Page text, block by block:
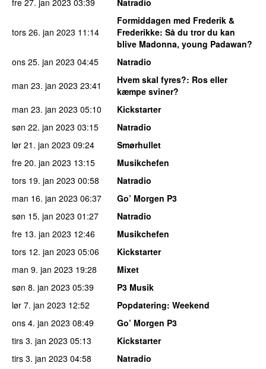
tors 26. jan 2023 11:14
Formiddagen med Frederik &
Frederikke: Så du tror du kan
blive Madonna, young Padawan?
ons 25. jan 2023 04:45
Natradio
man 23. jan 2023 23:41 Hvem skal fyres?: Ros eller
kæmpe sviner?
man 23. jan 2023 05:10
Kickstarter
søn 22. jan 2023 03:15
Natradio
lør 21. jan 2023 09:24
Smørhullet
fre 20. jan 2023 13:15
Musikchefen
tors 19. jan 2023 00:58
Natradio
man 16. jan 2023 06:37
Go’ Morgen P3
søn 15. jan 2023 01:27
Natradio
fre 13. jan 2023 12:46
Musikchefen
tors 12. jan 2023 05:06
Kickstarter
man 9. jan 2023 19:28
Mixet
søn 8. jan 2023 05:39
P3 Musik
lør 7. jan 2023 12:52 Popdatering: Weekend
ons 4. jan 2023 08:49
Go’ Morgen P3
tirs 3. jan 2023 05:13
Kickstarter
tirs 3. jan 2023 04:58
Natradio